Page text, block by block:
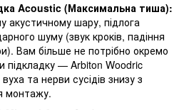
Acoustic (Максимальна тиша):
акустичному шару, підлога
шуму (звук кроків, падіння
Вам більше не потрібно окремо
підкладку — Arbiton Woodric
та нерви сусідів знизу з
монтажу.